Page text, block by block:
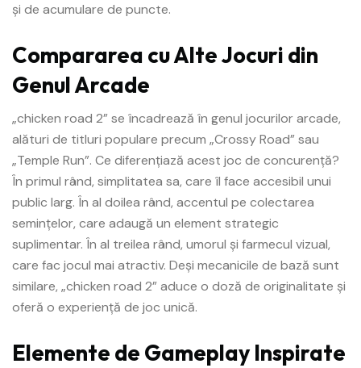
și de acumulare de puncte.
Compararea cu Alte Jocuri din
Genul Arcade
„chicken road 2” se încadrează în genul jocurilor arcade,
alături de titluri populare precum „Crossy Road” sau
„Temple Run”. Ce diferențiază acest joc de concurență?
În primul rând, simplitatea sa, care îl face accesibil unui
public larg. În al doilea rând, accentul pe colectarea
semințelor, care adaugă un element strategic
suplimentar. În al treilea rând, umorul și farmecul vizual,
care fac jocul mai atractiv. Deși mecanicile de bază sunt
similare, „chicken road 2” aduce o doză de originalitate și
oferă o experiență de joc unică.
Elemente de Gameplay Inspirate